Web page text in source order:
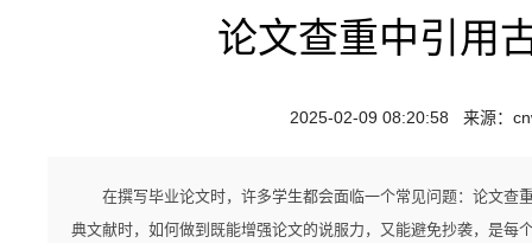
论文查重中引用
2025-02-09 08:20:58 来源：
在撰写毕业论文时，许多学生都会面临一个常见问题：论文查
典文献时，如何做到既能增强论文的说服力，又能避免抄袭，是每